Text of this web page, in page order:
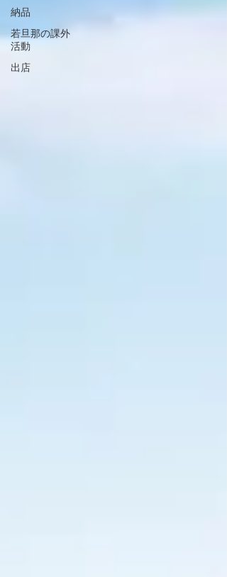
納品
若旦那の課外
活動
出店